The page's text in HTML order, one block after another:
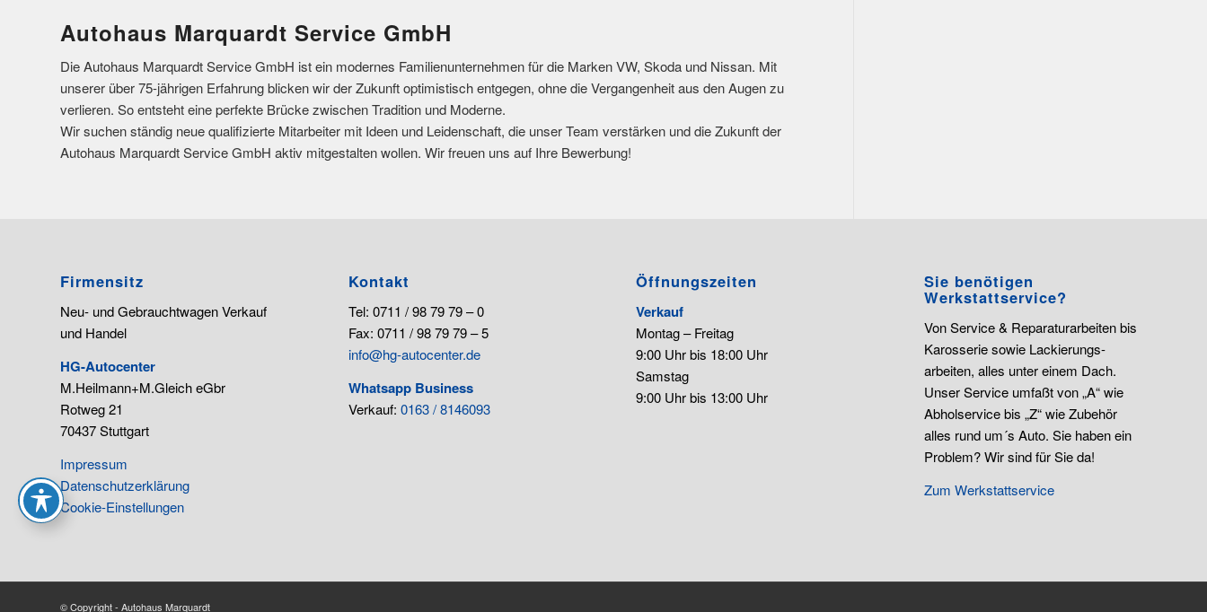
Autohaus Marquardt Service GmbH
Die Autohaus Marquardt Service GmbH ist ein modernes Familienunternehmen für die Marken VW, Skoda und Nissan. Mit
unserer über 75-jährigen Erfahrung blicken wir der Zukunft optimistisch entgegen, ohne die Vergangenheit aus den Augen zu
verlieren. So entsteht eine perfekte Brücke zwischen Tradition und Moderne.
Wir suchen ständig neue qualifizierte Mitarbeiter mit Ideen und Leidenschaft, die unser Team verstärken und die Zukunft der
Autohaus Marquardt Service GmbH aktiv mitgestalten wollen. Wir freuen uns auf Ihre Bewerbung!
Firmensitz
Neu- und Gebrauchtwagen Verkauf
und Handel
HG-Autocenter
M.Heilmann+M.Gleich eGbr
Rotweg 21
70437 Stuttgart
Impressum
Datenschutzerklärung
Cookie-Einstellungen
Kontakt
Tel: 0711 / 98 79 79 – 0
Fax: 0711 / 98 79 79 – 5
info@hg-autocenter.de
Whatsapp Business
Verkauf: 0163 / 8146093
Öffnungszeiten
Verkauf
Montag – Freitag
9:00 Uhr bis 18:00 Uhr
Samstag
9:00 Uhr bis 13:00 Uhr
Sie benötigen
Werkstattservice?
Von Service & Reparaturarbeiten bis
Karosserie sowie Lackierungs-
arbeiten, alles unter einem Dach.
Unser Service umfaßt von „A“ wie
Abholservice bis „Z“ wie Zubehör
alles rund um´s Auto. Sie haben ein
Problem? Wir sind für Sie da!
Zum Werkstattservice
© Copyright - Autohaus Marquardt